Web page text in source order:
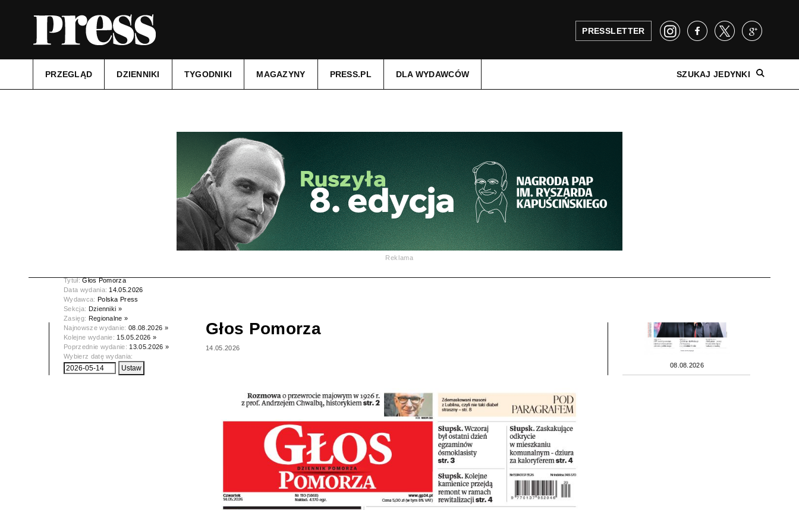
PRESSLETTER
PRZEGLĄD DZIENNIKI TYGODNIKI MAGAZYNY PRESS.PL DLA WYDAWCÓW SZUKAJ JEDYNKI
Reklama
Tytuł:Głos Pomorza
Data wydania: 14.05.2026
Wydawca: Polska Press
Sekcja: Dzienniki »
Zasięg: Regionalne »
Najnowsze wydanie:08.08.2026 »
Kolejne wydanie: 15.05.2026 »
Poprzednie wydanie: 13.05.2026 »
Wybierz datę wydania:
Głos Pomorza
14.05.2026
08.08.2026